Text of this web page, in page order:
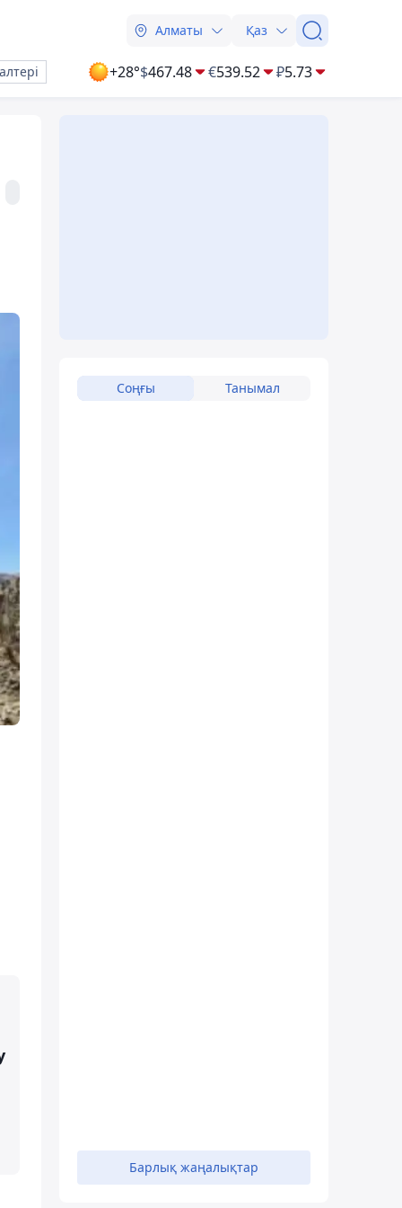
Алматы Қаз
+28°$467.48 €539.52 ₽5.73
Соңғы Танымал
Барлық жаңалықтар